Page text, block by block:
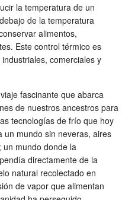
la temperatura de un
de la temperatura
alimentos,
Este control térmico es
comerciales y
fascinante que abarca
de nuestros ancestros para
tecnologías de frío que hoy
un mundo sin neveras, aires
mundo donde la
directamente de la
natural recolectado en
de vapor que alimentan